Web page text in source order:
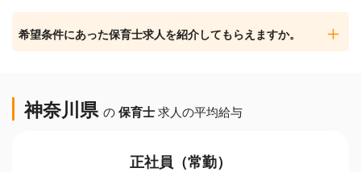
希望条件にあった保育士求人を紹介してもらえますか。
神奈川県 の 保育士 求人の平均給与
正社員（常勤）